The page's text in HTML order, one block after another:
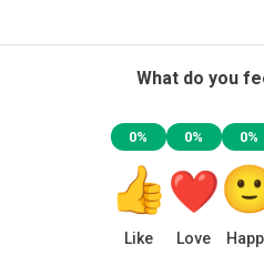
What do you
0%
Like
0%
Love
0%